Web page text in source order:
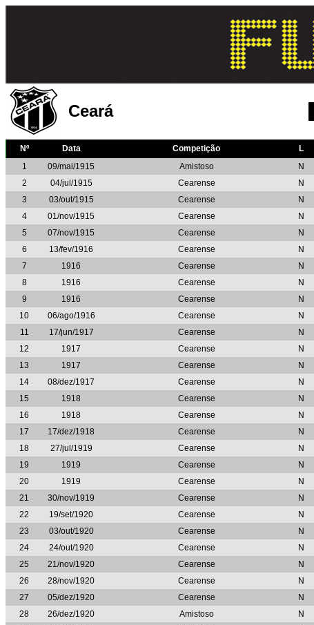
Ceará
Nº Data Competição L
1
09/mai/1915 Amistoso N
2 04/jul/1915 Cearense N
3 03/out/1915 Cearense N
4 01/nov/1915 Cearense N
5
07/nov/1915 Cearense N
6
13/fev/1916 Cearense N
7
1916 Cearense N
8 1916 Cearense N
9 1916 Cearense N
10 06/ago/1916 Cearense N
11
17/jun/1917 Cearense N
12 1917 Cearense N
13 1917 Cearense N
14 08/dez/1917 Cearense N
15
1918 Cearense N
16 1918 Cearense N
17 17/dez/1918 Cearense N
18
27/jul/1919 Cearense N
19
1919 Cearense N
20 1919 Cearense N
21 30/nov/1919 Cearense N
22
19/set/1920 Cearense N
23
03/out/1920 Cearense N
24
24/out/1920 Cearense N
25
21/nov/1920 Cearense N
26
28/nov/1920 Cearense N
27 05/dez/1920 Cearense N
28
26/dez/1920 Amistoso N